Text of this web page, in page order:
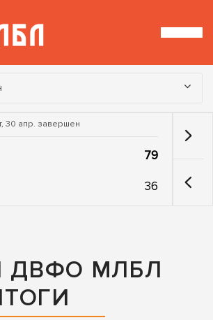
30 апр. завершен
79
36
ДВФО МЛБЛ